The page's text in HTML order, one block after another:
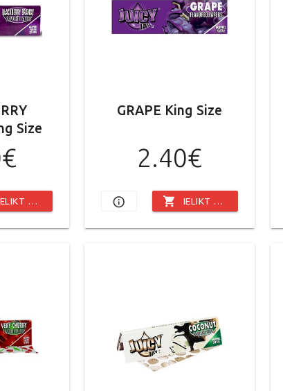
Size
GROZĀ
GRAPE King Size
2.40€
info_outline shopping_cart IELIKT GROZĀ